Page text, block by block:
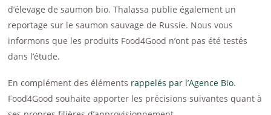
d’élevage de saumon bio. Thalassa publie également un
reportage sur le saumon sauvage de Russie. Nous vous
informons que les produits Food4Good n’ont pas été testés
dans l’étude.
En complément des éléments rappelés par l’Agence Bio.
Food4Good souhaite apporter les précisions suivantes quant à